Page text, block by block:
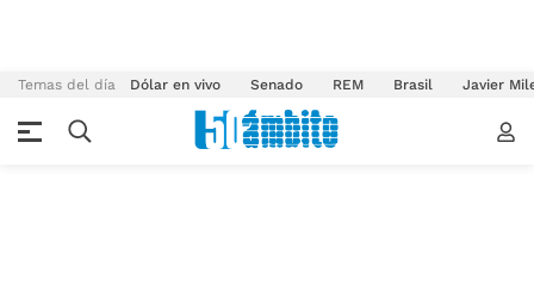
Temas del día Dólar en vivo Senado REM Brasil Javier